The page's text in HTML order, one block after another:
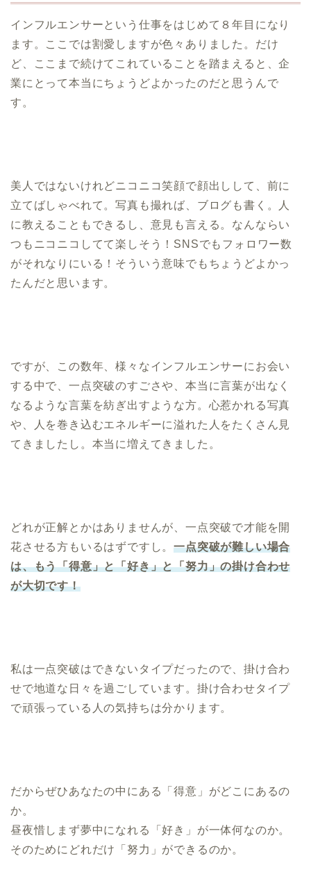
インフルエンサーという仕事をはじめて８年目になり
ます。ここでは割愛しますが色々ありました。だけ
ど、ここまで続けてこれていることを踏まえると、企
業にとって本当にちょうどよかったのだと思うんで
す。
美人ではないけれどニコニコ笑顔で顔出しして、前に
立てばしゃべれて。写真も撮れば、ブログも書く。人
に教えることもできるし、意見も言える。なんならい
つもニコニコしてて楽しそう！SNSでもフォロワー数
がそれなりにいる！そういう意味でもちょうどよかっ
たんだと思います。
ですが、この数年、様々なインフルエンサーにお会い
する中で、一点突破のすごさや、本当に言葉が出なく
なるような言葉を紡ぎ出すような方。心惹かれる写真
や、人を巻き込むエネルギーに溢れた人をたくさん見
てきましたし。本当に増えてきました。
どれが正解とかはありませんが、一点突破で才能を開
花させる方もいるはずですし。一点突破が難しい場合
は、もう「得意」と「好き」と「努力」の掛け合わせ
が大切です！
私は一点突破はできないタイプだったので、掛け合わ
せで地道な日々を過ごしています。掛け合わせタイプ
で頑張っている人の気持ちは分かります。
だからぜひあなたの中にある「得意」がどこにあるの
か。
昼夜惜しまず夢中になれる「好き」が一体何なのか。
そのためにどれだけ「努力」ができるのか。